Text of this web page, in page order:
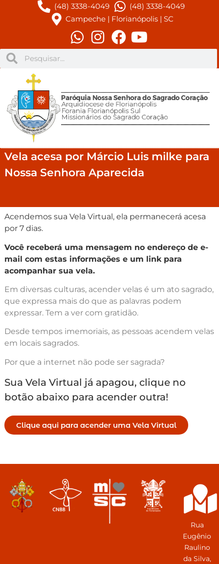
(48) 3338-4049
(48) 3338-4049
Campeche | Florianópolis | SC
Vela acesa por Márcio Luis milke para
Nossa Senhora Aparecida
Acendemos sua Vela Virtual, ela permanecerá acesa
por 7 dias.
Você receberá uma mensagem no endereço de e-
mail com estas informações e um link para
acompanhar sua vela.
Em diversas culturas, acender velas é um ato sagrado,
que expressa mais do que as palavras podem
expressar. Tem a ver com gratidão.
Desde tempos imemoriais, as pessoas acendem velas
em locais sagrados.
Por que a internet não pode ser sagrada?
Sua Vela Virtual já apagou, clique no
botão abaixo para acender outra!
Clique aqui para acender uma Vela Virtual
Rua
Eugênio
Raulino
da Silva,